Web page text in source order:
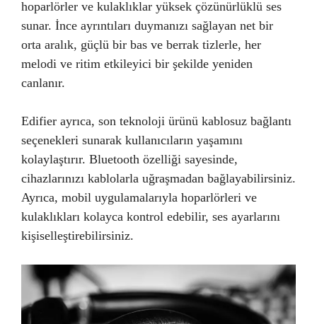
hoparlörler ve kulaklıklar yüksek çözünürlüklü ses
sunar. İnce ayrıntıları duymanızı sağlayan net bir
orta aralık, güçlü bir bas ve berrak tizlerle, her
melodi ve ritim etkileyici bir şekilde yeniden
canlanır.
Edifier ayrıca, son teknoloji ürünü kablosuz bağlantı
seçenekleri sunarak kullanıcıların yaşamını
kolaylaştırır. Bluetooth özelliği sayesinde,
cihazlarınızı kablolarla uğraşmadan bağlayabilirsiniz.
Ayrıca, mobil uygulamalarıyla hoparlörleri ve
kulaklıkları kolayca kontrol edebilir, ses ayarlarını
kişiselleştirebilirsiniz.